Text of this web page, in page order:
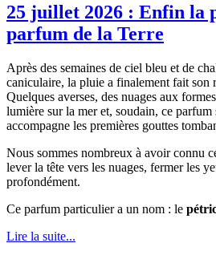
25 juillet 2026 : Enfin la
parfum de la Terre
Après des semaines de ciel bleu et de
caniculaire, la pluie a finalement fait son
Quelques averses, des nuages aux
lumière sur la mer et, soudain, ce
accompagne les premières gouttes
Nous sommes nombreux à avoir connu
lever la tête vers les nuages, fermer les
profondément.
Ce parfum particulier a un nom : le
Lire la suite...